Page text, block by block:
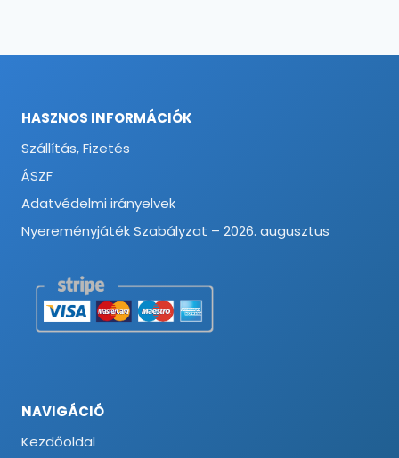
HASZNOS INFORMÁCIÓK
Szállítás, Fizetés
ÁSZF
Adatvédelmi irányelvek
Nyereményjáték Szabályzat – 2026. augusztus
NAVIGÁCIÓ
Kezdőoldal